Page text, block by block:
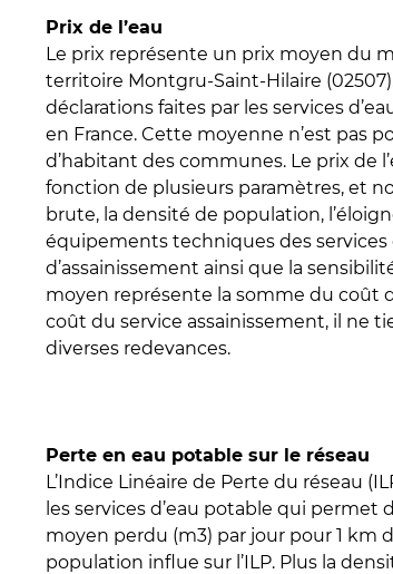
Prix de l’eau
Le prix représente un prix moyen du
territoire Montgru-Saint-Hilaire
déclarations faites par les services
en France. Cette moyenne n’est pas
d’habitant des communes. Le prix de
fonction de plusieurs paramètres, et
brute, la densité de population,
équipements techniques des services
d’assainissement ainsi que la
moyen représente la somme du coût
coût du service assainissement, il ne
diverses redevances.
Perte en eau potable sur le réseau
L’Indice Linéaire de Perte du réseau
les services d’eau potable qui permet
moyen perdu (m3) par jour pour 1 km
population influe sur l’ILP. Plus la